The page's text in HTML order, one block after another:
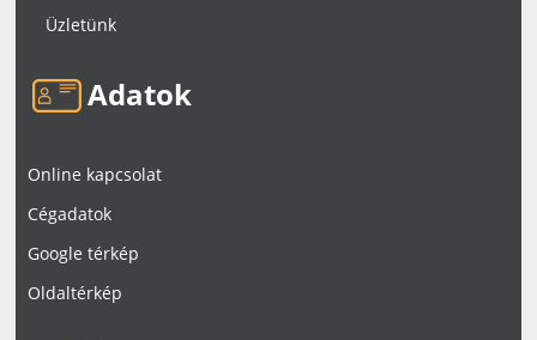
Üzletünk
Adatok
Online kapcsolat
Cégadatok
Google térkép
Oldaltérkép